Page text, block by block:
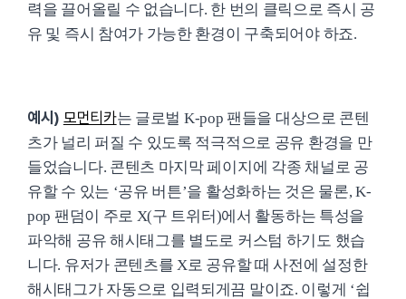
력을 끌어올릴 수 없습니다. 한 번의 클릭으로 즉시 공
유 및 즉시 참여가 가능한 환경이 구축되어야 하죠.
예시) 모먼티카는 글로벌 K-pop 팬들을 대상으로 콘텐
츠가 널리 퍼질 수 있도록 적극적으로 공유 환경을 만
들었습니다. 콘텐츠 마지막 페이지에 각종 채널로 공
유할 수 있는 ‘공유 버튼’을 활성화하는 것은 물론, K-
pop 팬덤이 주로 X(구 트위터)에서 활동하는 특성을
파악해 공유 해시태그를 별도로 커스텀 하기도 했습
니다. 유저가 콘텐츠를 X로 공유할 때 사전에 설정한
해시태그가 자동으로 입력되게끔 말이죠. 이렇게 ‘쉽